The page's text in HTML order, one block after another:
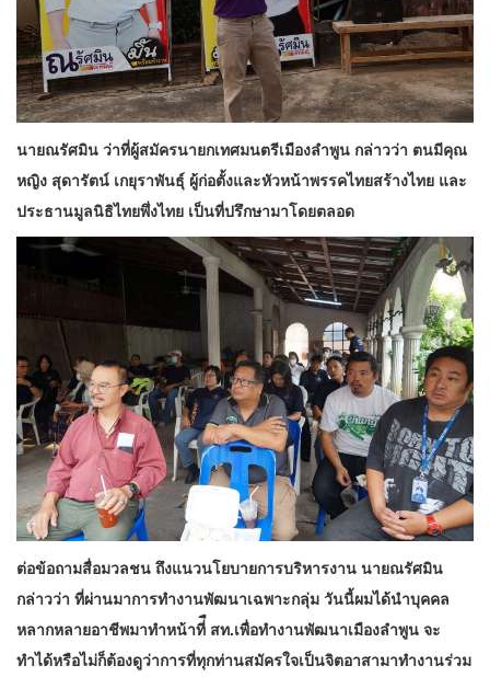
นายณรัศมิน ว่าที่ผู้สมัครนายกเทศมนตรีเมืองลำพูน กล่าวว่า ตนมีคุณ
หญิง สุดารัตน์ เกยุราพันธุ์ ผู้ก่อตั้งและหัวหน้าพรรคไทยสร้างไทย และ
ประธานมูลนิธิไทยพึ่งไทย เป็นที่ปรึกษามาโดยตลอด
ต่อข้อถามสื่อมวลชน ถึงแนวนโยบายการบริหารงาน นายณรัศมิน
กล่าวว่า ที่ผ่านมาการทำงานพัฒนาเฉพาะกลุ่ม วันนี้ผมได้นำบุคคล
หลากหลายอาชีพมาทำหน้าที่ื สท.เพื่อทำงานพัฒนาเมืองลำพูน จะ
ทำได้หรือไม่ก็ต้องดูว่าการที่ทุกท่านสมัครใจเป็นจิตอาสามาทำงานร่วม